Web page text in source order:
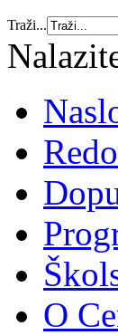
Traži...
O